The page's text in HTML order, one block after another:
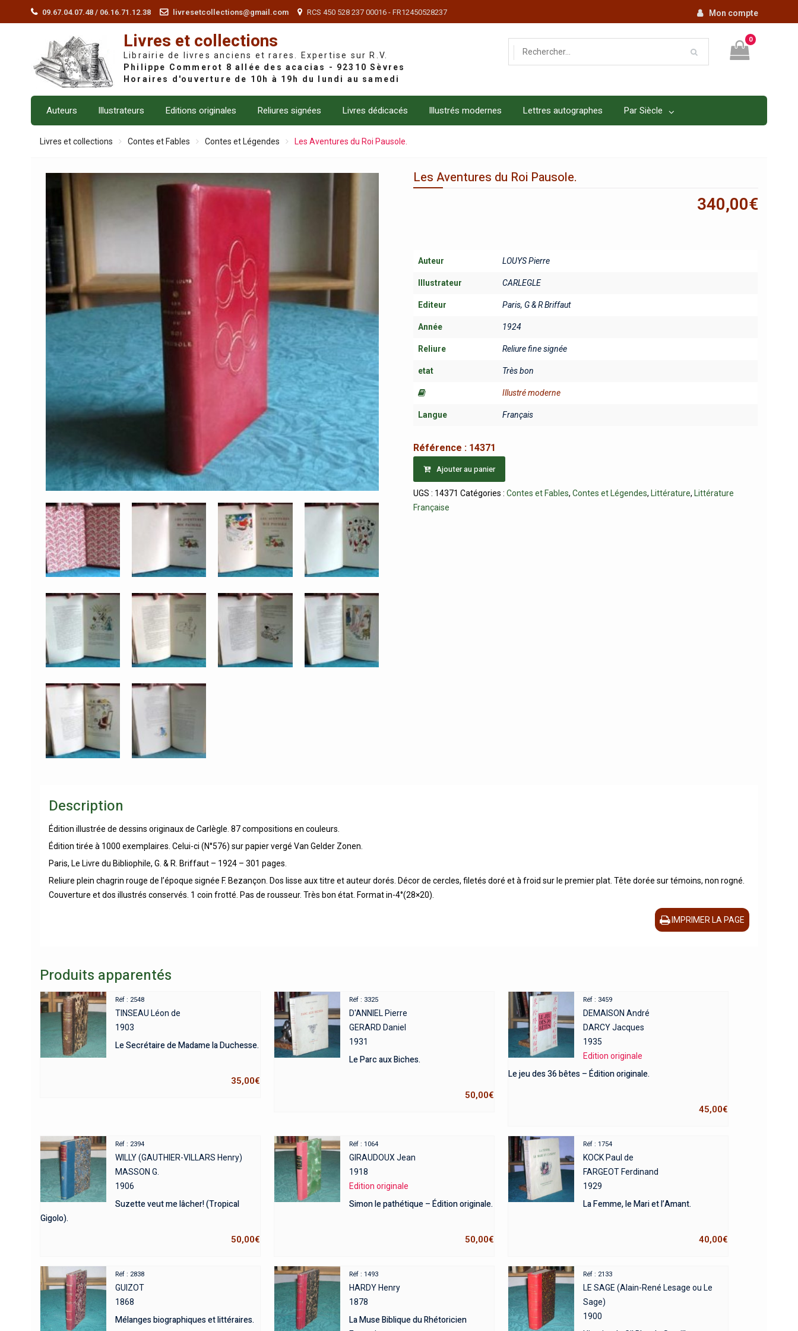
09.67.04.07.48 / 06.16.71.12.38 livresetcollections@gmail.com RCS 450 528 237 00016 - FR12450528237 Mon compte
Livres et collections
Librairie de livres anciens et rares. Expertise sur R.V.
0
Auteurs Illustrateurs Editions originales Reliures signées Livres dédicacés Illustrés modernes Lettres autographes Par Siècle
Livres et collections Contes et Fables Contes et Légendes Les Aventures du Roi Pausole.
Les Aventures du Roi Pausole.
340,00€
Auteur LOUYS Pierre
Illustrateur CARLEGLE
Editeur Paris, G & R Briffaut
Année 1924
Reliure Reliure fine signée
etat Très bon
Illustré moderne
Langue Français
Référence : 14371
Ajouter au panier
UGS : 14371 Catégories :Contes et Fables,Contes et Légendes, Littérature, Littérature
Française
Description
Édition illustrée de dessins originaux de Carlègle. 87 compositions en couleurs.
Édition tirée à 1000 exemplaires. Celui-ci (N°576) sur papier vergé Van Gelder Zonen.
Paris, Le Livre du Bibliophile, G. & R. Briffaut – 1924 – 301 pages.
Reliure plein chagrin rouge de l’époque signée F. Bezançon. Dos lisse aux titre et auteur dorés. Décor de cercles, filetés doré et à froid sur le premier plat. Tête dorée sur témoins, non rogné.
Couverture et dos illustrés conservés. 1 coin frotté. Pas de rousseur. Très bon état. Format in-4°(28×20).
IMPRIMER LA PAGE
Produits apparentés
Réf : 2548
TINSEAU Léon de
1903
Le Secrétaire de Madame la Duchesse.
35,00€
Réf : 3325
D'ANNIEL Pierre
GERARD Daniel
1931
Le Parc aux Biches.
50,00€
Réf : 3459
DEMAISON André
DARCY Jacques
1935
Edition originale
Le jeu des 36 bêtes – Édition originale.
45,00€
Réf : 2394
WILLY (GAUTHIER-VILLARS Henry)
MASSON G.
1906
Suzette veut me lâcher! (Tropical
Gigolo).
50,00€
Réf : 1064
GIRAUDOUX Jean
1918
Edition originale
Simon le pathétique – Édition originale.
50,00€
Réf : 1754
KOCK Paul de
FARGEOT Ferdinand
1929
La Femme, le Mari et l’Amant.
40,00€
Réf : 2838
GUIZOT
1868
Mélanges biographiques et littéraires.
Réf : 1493
HARDY Henry
1878
La Muse Biblique du Rhétoricien
Réf : 2133
LE SAGE (Alain-René Lesage ou Le
Sage)
1900